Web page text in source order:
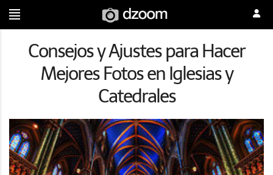
Consejos y Ajustes para Hacer
Mejores Fotos en Iglesias y
Catedrales